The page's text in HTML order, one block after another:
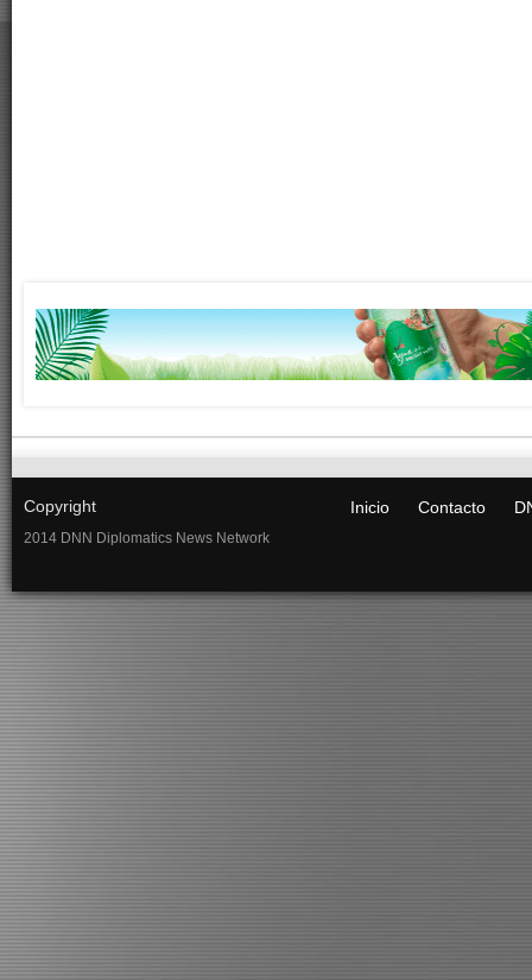
Copyright
2014 DNN Diplomatics News Network
Inicio Contacto